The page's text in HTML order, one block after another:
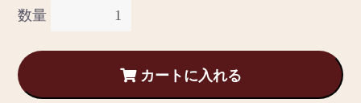
数量
カートに入れる